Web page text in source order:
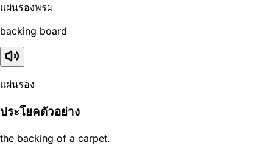
แผ่นรองพรม
backing board
แผ่นรอง
ประโยคตัวอย่าง
the backing of a carpet.